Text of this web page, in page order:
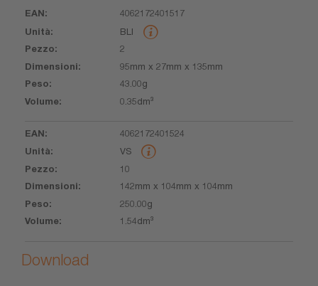
EAN Pezzo Dimensioni
4062172401517
BLI
2
95mm x 27mm x 135mm
43.00g
0.35dm³
4062172401524
VS
10
142mm x 104mm x 104mm
250.00g
1.54dm³
Download